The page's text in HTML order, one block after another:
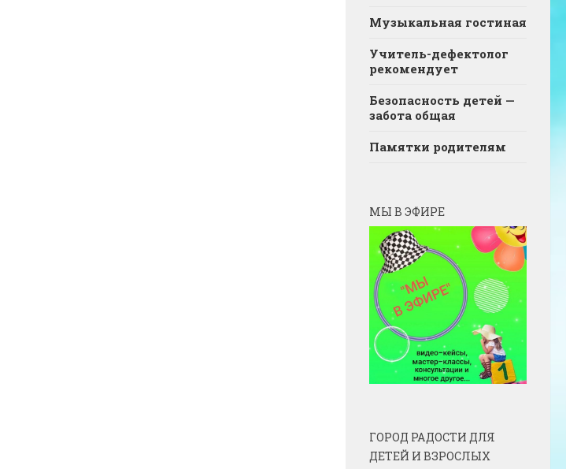
Музыкальная гостиная
Учитель-дефектолог
рекомендует
Безопасность детей —
забота общая
Памятки родителям
МЫ В ЭФИРЕ
ГОРОД РАДОСТИ ДЛЯ
ДЕТЕЙ И ВЗРОСЛЫХ